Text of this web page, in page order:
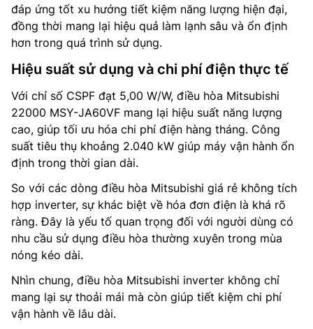
đáp ứng tốt xu hướng tiết kiệm năng lượng hiện đại,
đồng thời mang lại hiệu quả làm lạnh sâu và ổn định
hơn trong quá trình sử dụng.
Hiệu suất sử dụng và chi phí điện thực tế
Với chỉ số CSPF đạt 5,00 W/W, điều hòa Mitsubishi
22000 MSY-JA60VF mang lại hiệu suất năng lượng
cao, giúp tối ưu hóa chi phí điện hàng tháng. Công
suất tiêu thụ khoảng 2.040 kW giúp máy vận hành ổn
định trong thời gian dài.
So với các dòng điều hòa Mitsubishi giá rẻ không tích
hợp inverter, sự khác biệt về hóa đơn điện là khá rõ
ràng. Đây là yếu tố quan trọng đối với người dùng có
nhu cầu sử dụng điều hòa thường xuyên trong mùa
nóng kéo dài.
Nhìn chung, điều hòa Mitsubishi inverter không chỉ
mang lại sự thoải mái mà còn giúp tiết kiệm chi phí
vận hành về lâu dài.